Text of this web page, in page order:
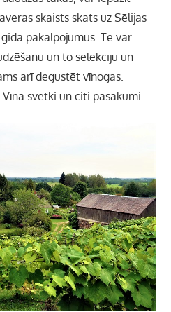
skaists skats uz Sēlijas
pakalpojumus. Te var
un to selekciju un
arī degustēt vīnogas.
Vīna svētki un citi pasākumi.